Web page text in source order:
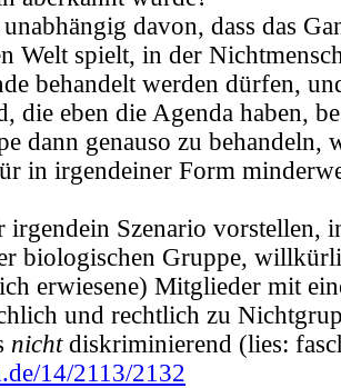
davon, dass das
Welt spielt, in der
behandelt werden dürfen,
die eben die Agenda haben,
dann genauso zu behandeln,
in irgendeiner Form
Szenario vorstellen,
biologischen Gruppe,
erwiesene) Mitglieder mit
und rechtlich zu
nicht diskriminierend (lies:
14/2113/2132